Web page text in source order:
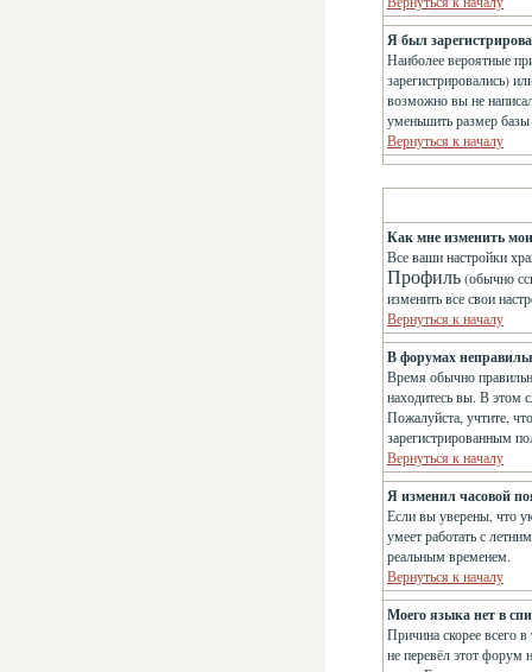
Я был
Наиболее вероятные
зарегистрировались)
возможно вы не
уменьшить размер базы
Вернуться к началу
Как мне изменить
Все ваши настройки
Профиль(обычно
изменить все свои
Вернуться к началу
В форумах
Время обычно
находитесь вы. В этом
Пожалуйста, учтите,
зарегистрированным
Вернуться к началу
Я изменил часовой
Если вы уверены, что
умеет работать с
реальным временем.
Вернуться к началу
Моего языка нет в
Причина скорее всего
не перевёл этот форум